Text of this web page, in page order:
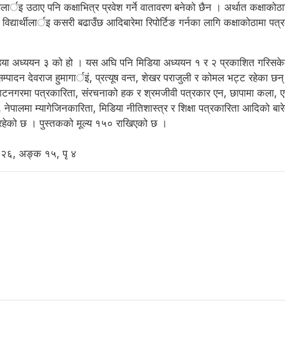
उठाए पनि कक्षाभित्र प्रवेश गर्ने वातावरण बनेको छैन । अर्थात
कसरी बढाउँछ आदिबारेमा रिपोर्टिङ गर्नका लागि कक्षाकोठामा
अध्ययन ३ को हो । यस अघि पनि मिडिया अध्ययन १ र २ प्रकाशित
देवराज हुमागार्इं, प्रत्यूष वन्त, शेखर पराजुली र कोमल भट्ट
पत्रकारिता, संरचनाको हक र श्रमजीवी पत्रकार एन, छापामा
नेपालमा म्यागेजिनकारिता, मिडिया नीतिशास्त्र र शिक्षा पत्रकारिता
छ । पुस्तकको मूल्य १५० राखिएको छ ।
२६, अङ्क १५, पृ ४